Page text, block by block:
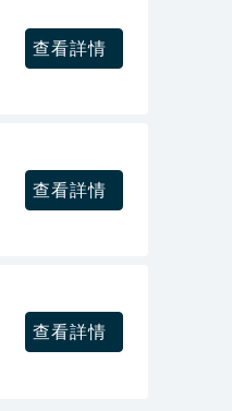
查看詳情
查看詳情
查看詳情